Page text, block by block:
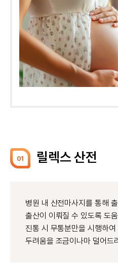
01 릴렉스 산전
병원 내 산전마사지를 통해
출산이 이뤄질 수 있도록 도
진통 시 무통분만을 시행하
두려움을 조금이나마 덜어드